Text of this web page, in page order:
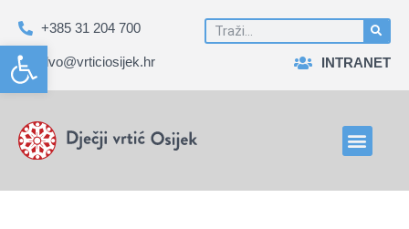
Open toolbar
+385 31 204 700
dvo@vrticiosijek.hr INTRANET